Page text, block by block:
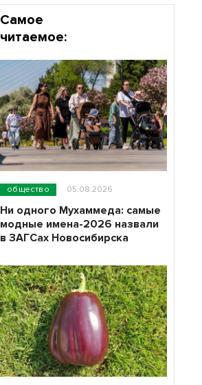
Самое
читаемое:
общество 05.08.2026
Ни одного Мухаммеда: самые
модные имена-2026 назвали
в ЗАГСах Новосибирска